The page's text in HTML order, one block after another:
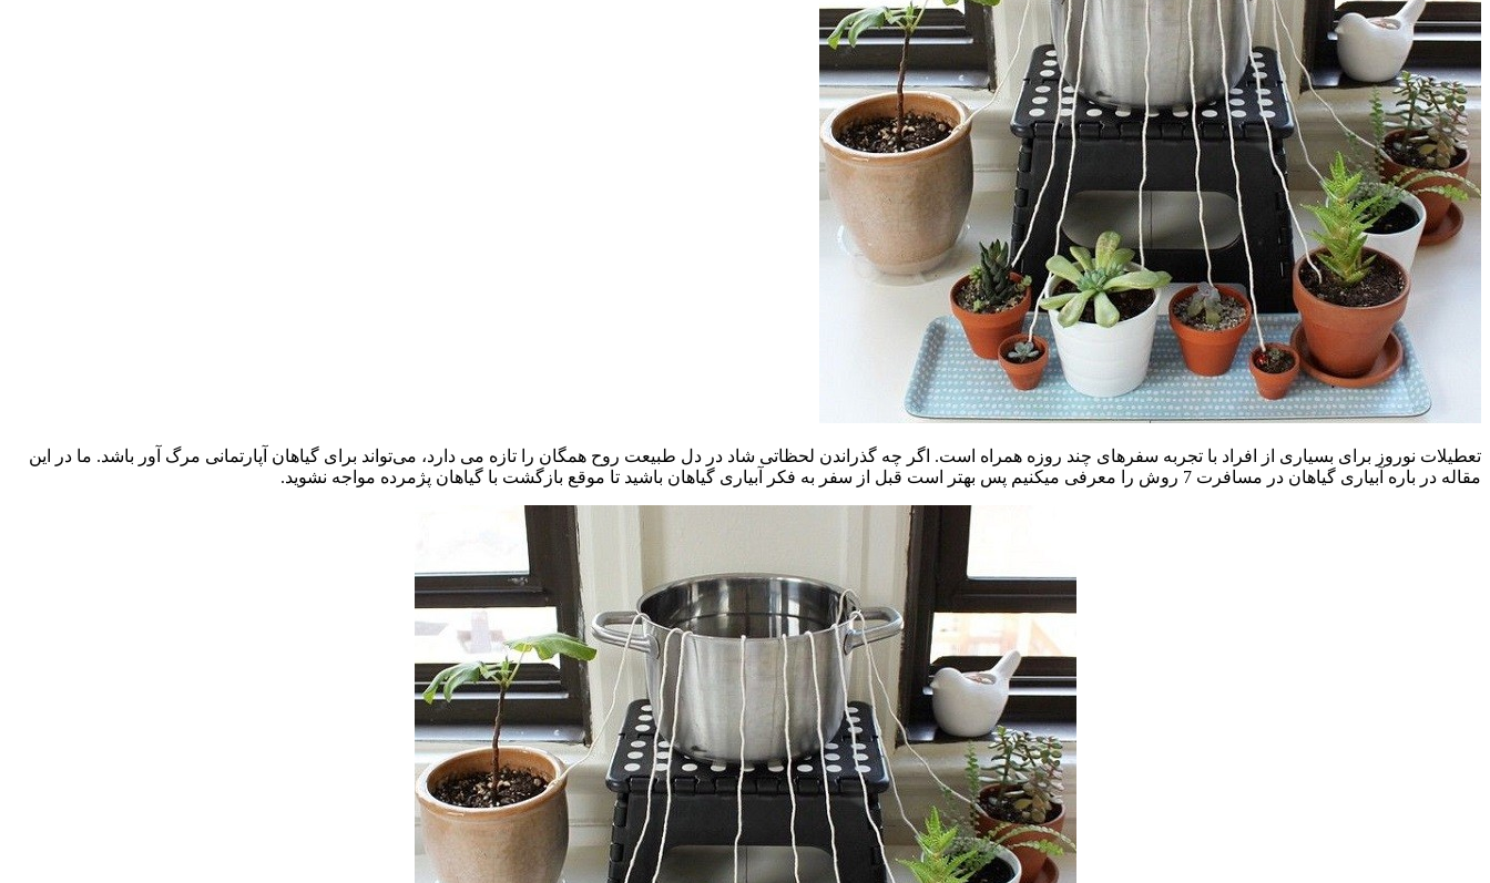
تعطیلات نوروز برای بسیاری از افراد با تجربه سفرهای چند روزه همراه است. اگر چه گذراندن لحظاتی شاد در دل طبیعت روح همگان را تازه می‌ دارد، می‌تواند برای گیاهان آپارتمانی مرگ آور باشد. ما در این
مقاله در باره آبیاری گیاهان در مسافرت 7 روش را معرفی میکنیم پس بهتر است قبل از سفر به فکر آبیاری گیاهان باشید تا موقع بازگشت با گیاهان پژمرده مواجه نشوید.